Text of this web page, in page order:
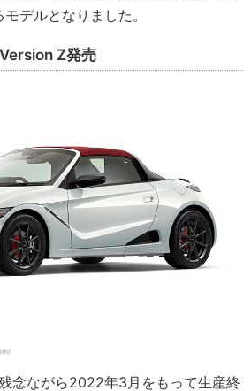
デルとなりました。
Z発売
念ながら2022年3月をもって生産終